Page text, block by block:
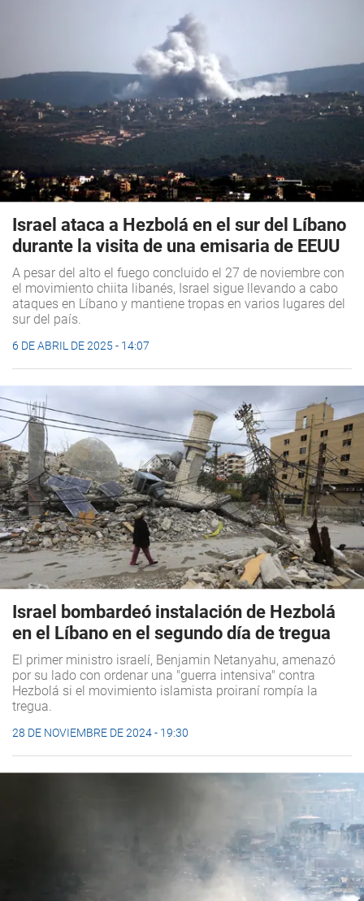
Israel ataca a Hezbolá en el sur del Líbano
durante la visita de una emisaria de EEUU
A pesar del alto el fuego concluido el 27 de noviembre con
el movimiento chiita libanés, Israel sigue llevando a cabo
ataques en Líbano y mantiene tropas en varios lugares del
sur del país.
6 DE ABRIL DE 2025 - 14:07
Israel bombardeó instalación de Hezbolá
en el Líbano en el segundo día de tregua
El primer ministro israelí, Benjamin Netanyahu, amenazó
por su lado con ordenar una "guerra intensiva" contra
Hezbolá si el movimiento islamista proiraní rompía la
tregua.
28 DE NOVIEMBRE DE 2024 - 19:30